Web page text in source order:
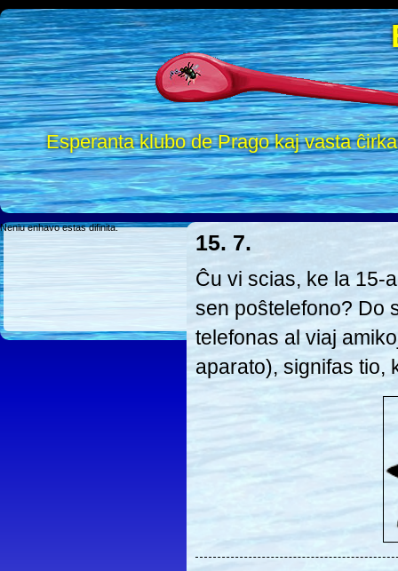
Esperanta klubo de Prago kaj vasta
Neniu enhavo estas difinita.
15. 7.
Ĉu vi scias, ke la 15-
sen poŝtelefono? Do
telefonas al viaj
aparato), signifas tio,